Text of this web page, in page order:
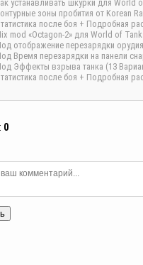
устанавливать шкурки для World
зоны пробития от Korean
после боя + Подробная
mod «Octagon-2» для World of
отображение перезарядки
Время перезарядки на панели
Эффекты взрыва танка (13
после боя + Подробная
: 0